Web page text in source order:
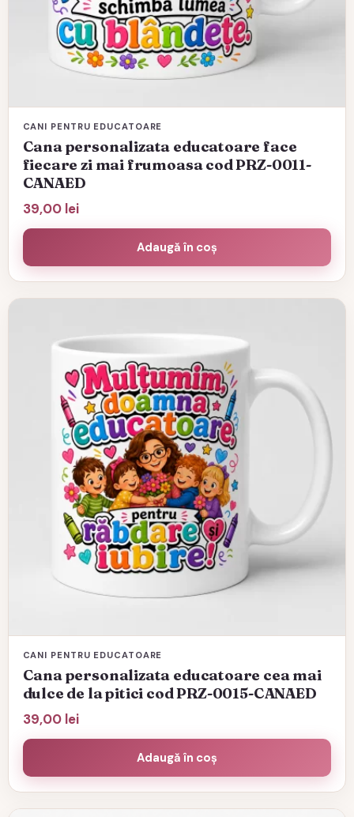
CANI PENTRU EDUCATOARE
Cana personalizata educatoare face
fiecare zi mai frumoasa cod PRZ-0011-
CANAED
39,00 lei
Adaugă în coș
CANI PENTRU EDUCATOARE
Cana personalizata educatoare cea mai
dulce de la pitici cod PRZ-0015-CANAED
39,00 lei
Adaugă în coș